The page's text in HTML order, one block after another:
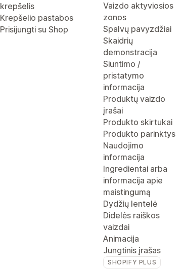
krepšelis
Krepšelio pastabos
Prisijungti su Shop
Vaizdo aktyviosios
zonos
Spalvų pavyzdžiai
Skaidrių
demonstracija
Siuntimo /
pristatymo
informacija
Produktų vaizdo
įrašai
Produkto skirtukai
Produkto parinktys
Naudojimo
informacija
Ingredientai arba
informacija apie
maistingumą
Dydžių lentelė
Didelės raiškos
vaizdai
Animacija
Jungtinis įrašas
SHOPIFY PLUS